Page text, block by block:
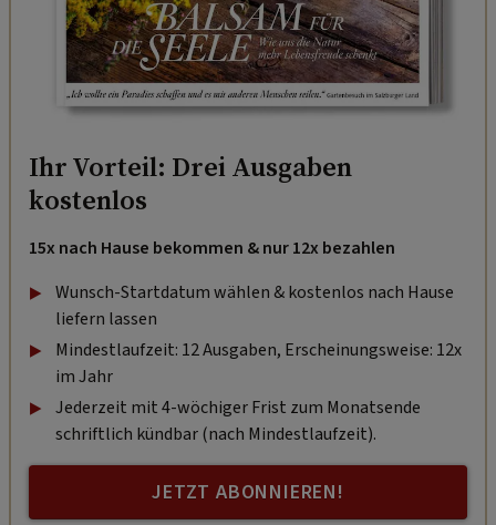
Ihr Vorteil: Drei Ausgaben
kostenlos
15x nach Hause bekommen & nur 12x bezahlen
Wunsch-Startdatum wählen & kostenlos nach Hause
liefern lassen
Mindestlaufzeit: 12 Ausgaben, Erscheinungsweise: 12x
im Jahr
Jederzeit mit 4-wöchiger Frist zum Monatsende
schriftlich kündbar (nach Mindestlaufzeit).
JETZT ABONNIEREN!